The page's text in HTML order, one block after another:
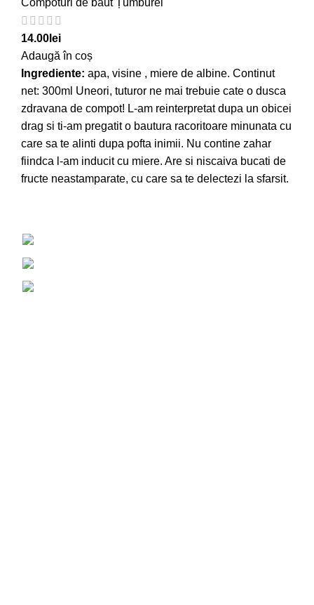
14.00 lei
Adaugă în coș
Ingrediente: apa, visine , miere de albine. Continut
net: 300ml Uneori, tuturor ne mai trebuie cate o dusca
zdravana de compot! L-am reinterpretat dupa un obicei
drag si ti-am pregatit o bautura racoritoare minunata cu
care sa te alinti dupa pofta inimii. Nu contine zahar
fiindca l-am inducit cu miere. Are si niscaiva bucati de
fructe neastamparate, cu care sa te delectezi la sfarsit.